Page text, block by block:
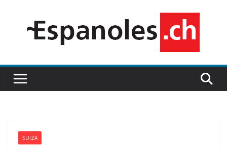
contenido
SUIZA